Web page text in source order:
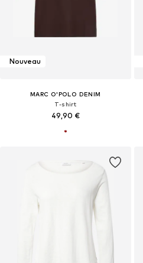
Nouveau
MARC O'POLO DENIM
T-shirt
49,90 €